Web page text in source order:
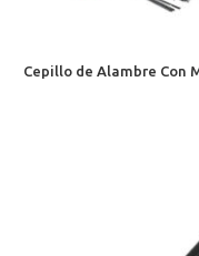
Cepillo de Alambre Con